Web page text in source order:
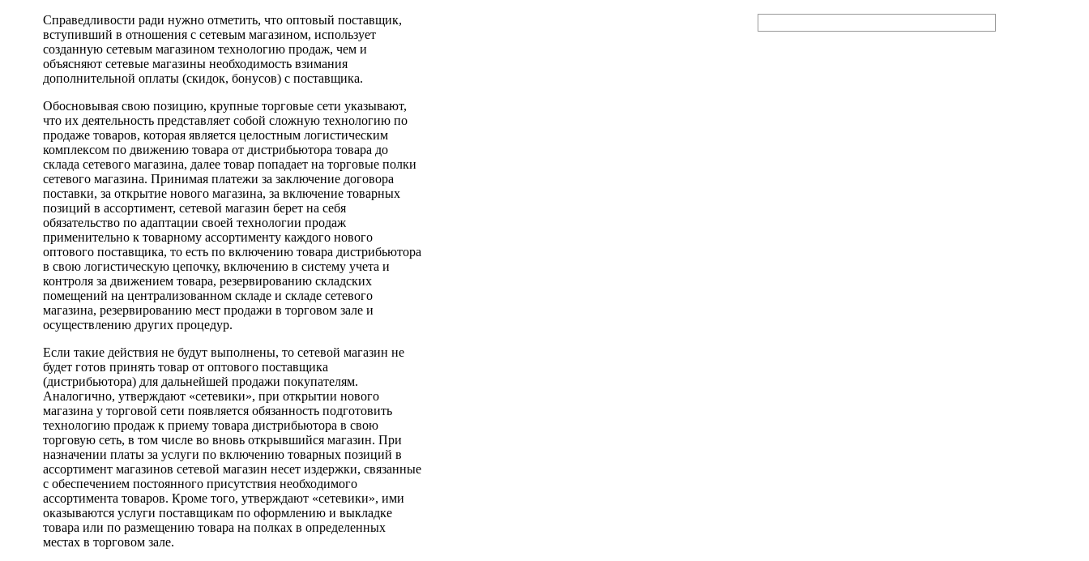
Справедливости ради нужно отметить, что оптовый поставщик,
вступивший в отношения с сетевым магазином, использует
созданную сетевым магазином технологию продаж, чем и
объясняют сетевые магазины необходимость взимания
дополнительной оплаты (скидок, бонусов) с поставщика.
Обосновывая свою позицию, крупные торговые сети указывают,
что их деятельность представляет собой сложную технологию по
продаже товаров, которая является целостным логистическим
комплексом по движению товара от дистрибьютора товара до
склада сетевого магазина, далее товар попадает на торговые полки
сетевого магазина. Принимая платежи за заключение договора
поставки, за открытие нового магазина, за включение товарных
позиций в ассортимент, сетевой магазин берет на себя
обязательство по адаптации своей технологии продаж
применительно к товарному ассортименту каждого нового
оптового поставщика, то есть по включению товара дистрибьютора
в свою логистическую цепочку, включению в систему учета и
контроля за движением товара, резервированию складских
помещений на централизованном складе и складе сетевого
магазина, ­резервированию мест продажи в торговом зале и
осуществлению других процедур.
Если такие действия не будут выполнены, то сетевой магазин не
будет готов принять товар от оптового поставщика
(дистрибьютора) для дальнейшей продажи покупателям.
Аналогично, утверждают «сетевики», при открытии нового
магазина у торговой сети появляется обязанность подготовить
технологию продаж к приему товара дистрибьютора в свою
торговую сеть, в том числе во вновь открывшийся магазин. При
назначении платы за услуги по включению товарных позиций в
ассортимент магазинов сетевой магазин несет издержки, связанные
с обеспечением постоянного присутствия необходимого
ассортимента товаров. Кроме того, утверждают «сетевики», ими
оказываются услуги поставщикам по оформлению и выкладке
товара или по размещению товара на полках в определенных
местах в торговом зале.